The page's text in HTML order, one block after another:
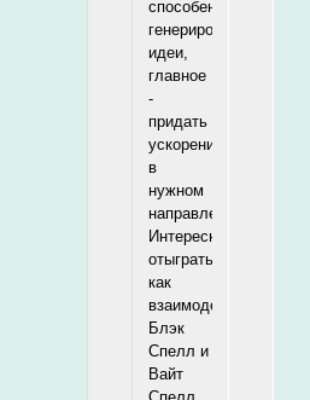
способен
генерировать
идеи,
главное
-
придать
ускорение
в
нужном
направлении.
Интересно
отыграть
как
взаимодействие
Блэк
Спелл и
Вайт